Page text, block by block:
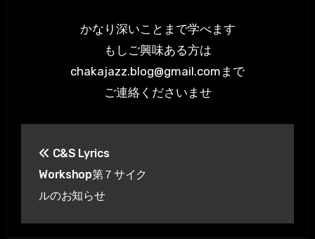
かなり深いことまで学べます
もしご興味ある方は
chakajazz.blog@gmail.comまで
ご連絡くださいませ
稿
ナ
ビ
C&S Lyrics
Workshop第７サイク
ルのお知らせ